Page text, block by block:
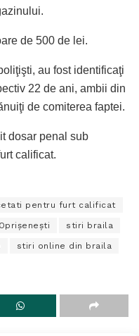
de 500 de lei.
au fost identificaţi
22 de ani, ambii din
de comiterea faptei.
dosar penal sub
calificat.
pentru furt calificat
stiri braila
stiri online din braila